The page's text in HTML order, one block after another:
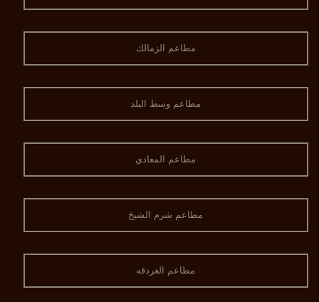
مطاعم الزمالك
مطاعم وسط البلد
مطاعم المعادي
مطاعم شرم الشيخ
مطاعم الغردقه